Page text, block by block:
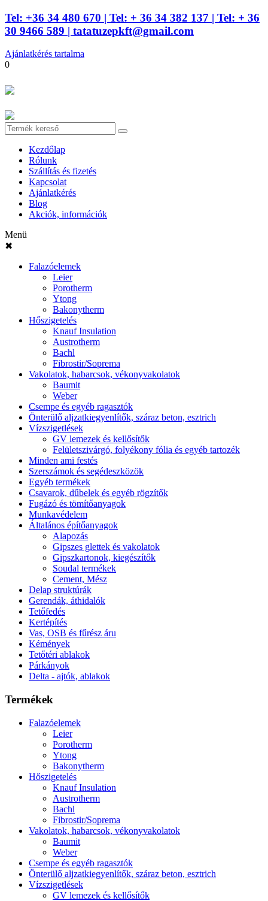
Tel: +36 34 480 670 | Tel: + 36 34 382 137 | Tel: + 36
30 9466 589 | tatatuzepkft@gmail.com
Ajánlatkérés tartalma
0
Kezdőlap
Rólunk
Szállítás és fizetés
Kapcsolat
Ajánlatkérés
Blog
Akciók, információk
Menü
✖
Falazóelemek
Leier
Porotherm
Ytong
Bakonytherm
Hőszigetelés
Knauf Insulation
Austrotherm
Bachl
Fibrostir/Soprema
Vakolatok, habarcsok, vékonyvakolatok
Baumit
Weber
Csempe és egyéb ragasztók
Önterülő aljzatkiegyenlítők, száraz beton, esztrich
Vízszigetlések
GV lemezek és kellősítők
Felületszivárgó, folyékony fólia és egyéb tartozék
Minden ami festés
Szerszámok és segédeszközök
Egyéb termékek
Csavarok, dűbelek és egyéb rögzítők
Fugázó és tömítőanyagok
Munkavédelem
Általános építőanyagok
Alapozás
Gipszes glettek és vakolatok
Gipszkartonok, kiegészítők
Soudal termékek
Cement, Mész
Delap struktúrák
Gerendák, áthidalók
Tetőfedés
Kertépítés
Vas, OSB és fűrész áru
Kémények
Tetőtéri ablakok
Párkányok
Delta - ajtók, ablakok
Termékek
Falazóelemek
Leier
Porotherm
Ytong
Bakonytherm
Hőszigetelés
Knauf Insulation
Austrotherm
Bachl
Fibrostir/Soprema
Vakolatok, habarcsok, vékonyvakolatok
Baumit
Weber
Csempe és egyéb ragasztók
Önterülő aljzatkiegyenlítők, száraz beton, esztrich
Vízszigetlések
GV lemezek és kellősítők